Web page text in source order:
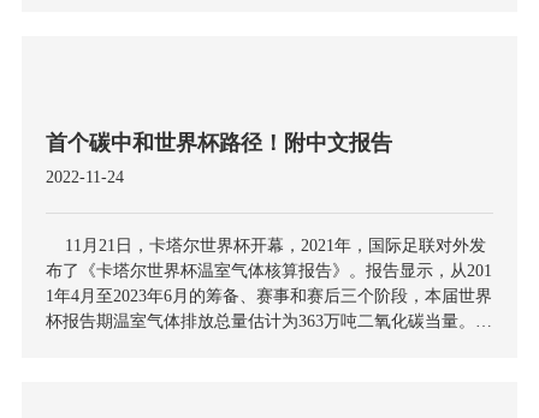
首个碳中和世界杯路径！附中文报告
2022-11-24
11月21日，卡塔尔世界杯开幕，2021年，国际足联对外发
布了《卡塔尔世界杯温室气体核算报告》。报告显示，从201
1年4月至2023年6月的筹备、赛事和赛后三个阶段，本届世界
杯报告期温室气体排放总量估计为363万吨二氧化碳当量。其